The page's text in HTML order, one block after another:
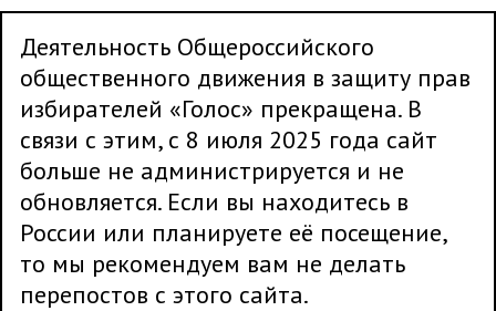
Деятельность Общероссийского
общественного движения в защиту прав
избирателей «Голос» прекращена. В
связи с этим, с 8 июля 2025 года сайт
больше не администрируется и не
обновляется. Если вы находитесь в
России или планируете её посещение,
то мы рекомендуем вам не делать
перепостов с этого сайта.